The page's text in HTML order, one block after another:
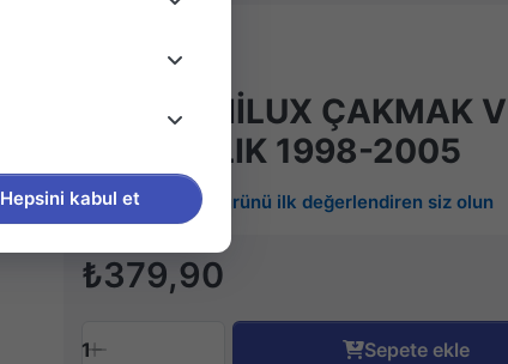
TOYOTA HİLUX ÇAKMAK
ÇAKMAKLIK 1998-2005
Bu ürünü ilk değerlendiren siz olun
₺379,90
1 Sepete ekle
Hepsini kabul et